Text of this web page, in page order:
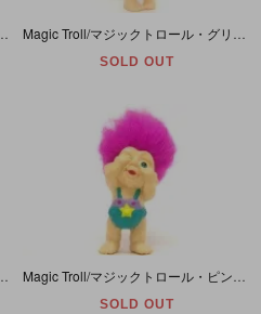
SOLD OUT
SOLD OUT